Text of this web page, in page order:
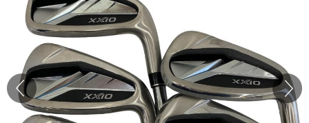
Prev Next